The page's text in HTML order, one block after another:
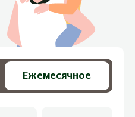
Ежемесячное